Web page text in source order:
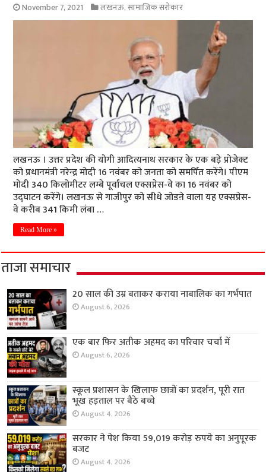
November 7, 2021 लखनऊ,सामाजिक सरोकार
लखनऊ । उत्तर प्रदेश की योगी आदित्यनाथ सरकार के एक बड़े प्रोजेक्ट
को प्रधानमंत्री नरेन्द्र मोदी 16 नवंबर को जनता को समर्पित करेंगे। पीएम
मोदी 340 किलोमीटर लम्बे पूर्वांचल एक्सप्रेस-वे का 16 नवंबर को
उद्घाटन करेंगे। लखनऊ से गाजीपुर को सीधे जोडऩे वाला यह एक्सप्रेस-
वे करीब 341 किमी लंबा …
Read More »
ताजा समाचार
20 साल की उम्र बताकर कराया नाबालिक का गर्भपात
August 6, 2026
एक बार फिर अतीक अहमद का परिवार चर्चा में
August 6, 2026
स्कूल प्रशासन के खिलाफ छात्रों का प्रदर्शन, पूरी रात
भूख हड़ताल पर बैठे बच्चे
August 4, 2026
सरकार ने पेश किया 59,019 करोड़ रुपये का अनुपूरक
बजट
August 4, 2026